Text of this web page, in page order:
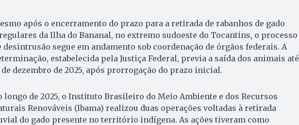
após o encerramento do prazo para a retirada de rabanhos de gado
da Ilha do Bananal, no extremo sudoeste do Tocantins, o processo
desintrusão segue em andamento sob coordenação de órgãos federais. A
estabelecida pela Justiça Federal, previa a saída dos animais até
de dezembro de 2025, após prorrogação do prazo inicial.
longo de 2025, o Instituto Brasileiro do Meio Ambiente e dos Recursos
Renováveis (Ibama) realizou duas operações voltadas à retirada
do gado presente no território indígena. As ações tiveram como